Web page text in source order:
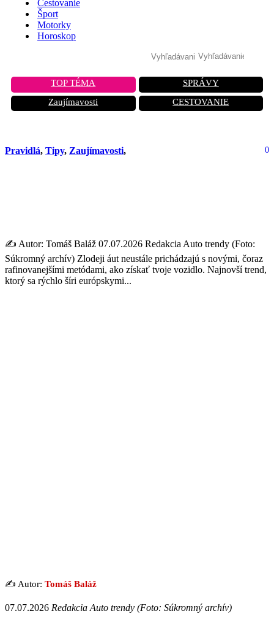
Cestovanie
Šport
Motorky
Horoskop
TOP TÉMA
SPRÁVY
Zaujímavosti
CESTOVANIE
Pravidlá, Tipy, Zaujímavosti, 0
✍️ Autor: Tomáš Baláž 07.07.2026 Redakcia Auto trendy (Foto:
Súkromný archív) Zlodeji áut neustále prichádzajú s novými, čoraz
rafinovanejšími metódami, ako získať tvoje vozidlo. Najnovší trend,
ktorý sa rýchlo šíri európskymi...
✍️ Autor: Tomáš Baláž
07.07.2026 Redakcia Auto trendy (Foto: Súkromný archív)